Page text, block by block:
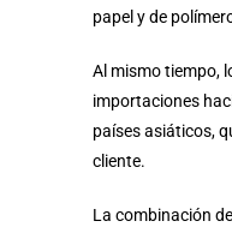
papel y de
Al mismo tiempo,
importaciones
países asiáticos,
cliente.
La combinación